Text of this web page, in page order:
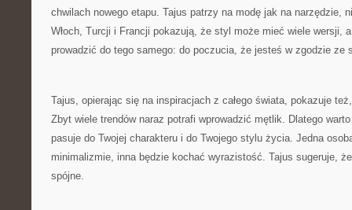
chwilach nowego etapu. Tajus patrzy na modę jak na narzędzie,
Włoch, Turcji i Francji pokazują, że styl może mieć wiele wersji,
prowadzić do tego samego: do poczucia, że jesteś w zgodzie ze
Tajus, opierając się na inspiracjach z całego świata, pokazuje
Zbyt wiele trendów naraz potrafi wprowadzić mętlik. Dlatego
pasuje do Twojej charakteru i do Twojego stylu życia. Jedna
minimalizmie, inna będzie kochać wyrazistość. Tajus sugeruje,
spójne.